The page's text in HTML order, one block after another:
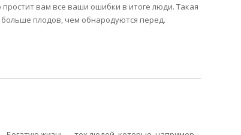
вам все ваши ошибки в итоге люди. Такая
плодов, чем обнародуются перед.